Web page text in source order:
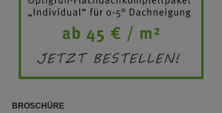
BROSCHÜRE